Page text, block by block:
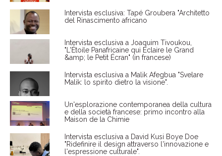
Intervista esclusiva: Tapé Groubera "Architetto
del Rinascimento africano
Intervista esclusiva a Joaquim Tivoukou,
"L'Étoile Panafricaine qui Éclaire le Grand
&amp; le Petit Écran" (in francese)
Intervista esclusiva a Malik Afegbua "Svelare
Malik: lo spirito dietro la visione".
Un'esplorazione contemporanea della cultura
e della società francese: primo incontro alla
Maison de la Chimie
Intervista esclusiva a David Kusi Boye Doe
"Ridefinire il design attraverso l'innovazione e
l'espressione culturale".